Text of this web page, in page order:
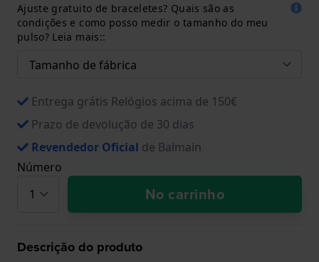
Ajuste gratuito de braceletes? Quais são as
condições e como posso medir o tamanho do meu
pulso? Leia mais::
Entrega grátis Relógios acima de 150€
Prazo de devolução de 30 dias
Revendedor Oficial de Balmain
Número
No carrinho
Descrição do produto